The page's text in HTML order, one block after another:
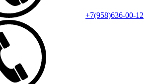
+7(958)636-00-12